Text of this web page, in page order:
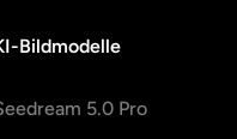
Bildmodelle
5.0 Pro